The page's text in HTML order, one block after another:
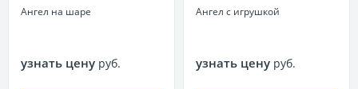
Ангел на шаре
узнать цену руб.
Ангел с игрушкой
узнать цену руб.